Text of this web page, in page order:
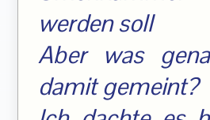
werden soll
Aber was
damit gemeint?